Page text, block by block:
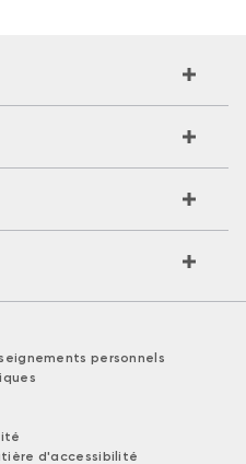
personnels
d'accessibilité